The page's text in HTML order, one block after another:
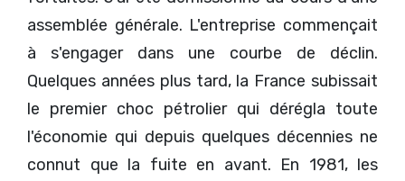
assemblée générale. L'entreprise commençait
à s'engager dans une courbe de déclin.
Quelques années plus tard, la France subissait
le premier choc pétrolier qui dérégla toute
l'économie qui depuis quelques décennies ne
connut que la fuite en avant. En 1981, les